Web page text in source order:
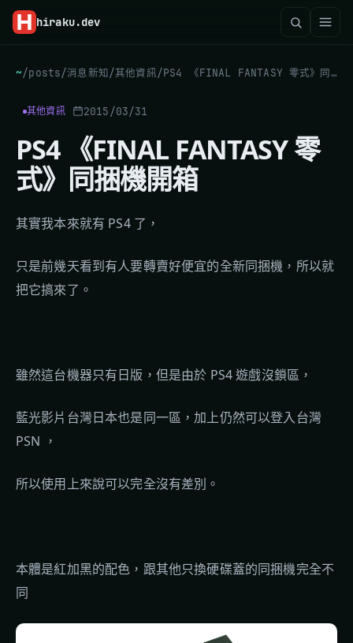
hiraku.dev
~/posts/消息新知/其他資訊/ PS4 《FINAL FANTASY 零式》同捆機開箱
其他資訊 2015/03/31
PS4 《FINAL FANTASY 零
式》同捆機開箱
其實我本來就有 PS4 了，
只是前幾天看到有人要轉賣好便宜的全新同捆機，所以就
把它搞來了。
雖然這台機器只有日版，但是由於 PS4 遊戲沒鎖區，
藍光影片台灣日本也是同一區，加上仍然可以登入台灣
PSN ，
所以使用上來說可以完全沒有差別。
本體是紅加黑的配色，跟其他只換硬碟蓋的同捆機完全不
同